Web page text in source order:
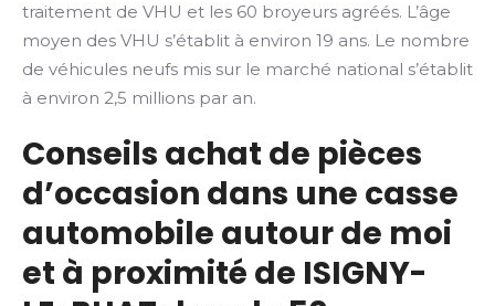
traitement de VHU et les 60 broyeurs agréés. L’âge
moyen des VHU s’établit à environ 19 ans. Le nombre
de véhicules neufs mis sur le marché national s’établit
à environ 2,5 millions par an.
Conseils achat de pièces
d’occasion dans une casse
automobile autour de moi
et à proximité de ISIGNY-